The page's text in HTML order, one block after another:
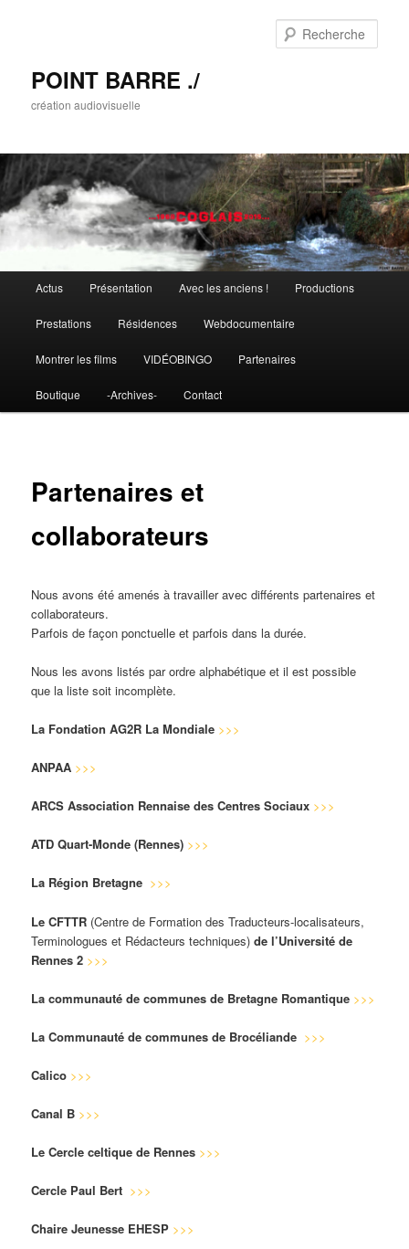
POINT BARRE ./
création audiovisuelle
Aller au contenu principal
Aller au contenu secondaire
Actus Présentation Avec les anciens ! Productions
Prestations Résidences Webdocumentaire
Montrer les films VIDÉOBINGO Partenaires
Boutique -Archives- Contact
Partenaires et
collaborateurs
Nous avons été amenés à travailler avec différents partenaires et
collaborateurs.
Parfois de façon ponctuelle et parfois dans la durée.
Nous les avons listés par ordre alphabétique et il est possible
que la liste soit incomplète.
La Fondation AG2R La Mondiale >>>
ANPAA >>>
ARCS Association Rennaise des Centres Sociaux >>>
ATD Quart-Monde (Rennes) >>>
La Région Bretagne >>>
Le CFTTR (Centre de Formation des Traducteurs-localisateurs,
Terminologues et Rédacteurs techniques) de l’Université de
Rennes 2 >>>
La communauté de communes de Bretagne Romantique >>>
La Communauté de communes de Brocéliande >>>
Calico >>>
Canal B >>>
Le Cercle celtique de Rennes >>>
Cercle Paul Bert >>>
Chaire Jeunesse EHESP >>>